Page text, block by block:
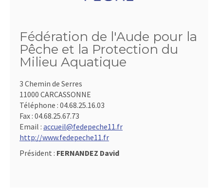
Fédération de l'Aude pour la
Pêche et la Protection du
Milieu Aquatique
3 Chemin de Serres
11000 CARCASSONNE
Téléphone : 04.68.25.16.03
Fax : 04.68.25.67.73
Email : accueil@fedepeche11.fr
http://www.fedepeche11.fr
Président : FERNANDEZ David